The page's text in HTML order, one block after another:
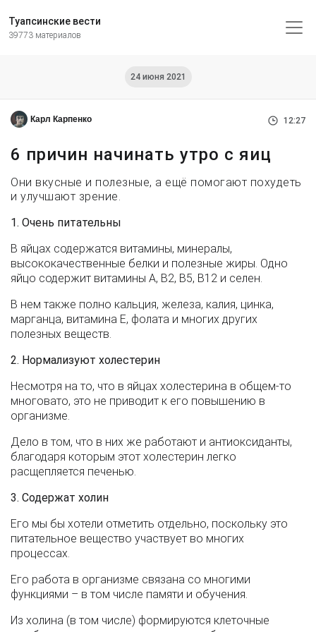
Туапсинские вести
39773 материалов
24 июня 2021
Карл Карпенко 12:27
6 причин начинать утро с яиц
Они вкусные и полезные, а ещё помогают похудеть
и улучшают зрение.
1. Очень питательны
В яйцах содержатся витамины, минералы,
высококачественные белки и полезные жиры. Одно
яйцо содержит витамины А, В2, B5, B12 и селен.
В нем также полно кальция, железа, калия, цинка,
марганца, витамина Е, фолата и многих других
полезных веществ.
2. Нормализуют холестерин
Несмотря на то, что в яйцах холестерина в общем-то
многовато, это не приводит к его повышению в
организме.
Дело в том, что в них же работают и антиоксиданты,
благодаря которым этот холестерин легко
расщепляется печенью.
3. Содержат холин
Его мы бы хотели отметить отдельно, поскольку это
питательное вещество участвует во многих
процессах.
Его работа в организме связана со многими
функциями – в том числе памяти и обучения.
Из холина (в том числе) формируются клеточные